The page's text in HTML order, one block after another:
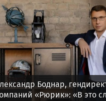
Боднар,
«Рюрик»: «В это